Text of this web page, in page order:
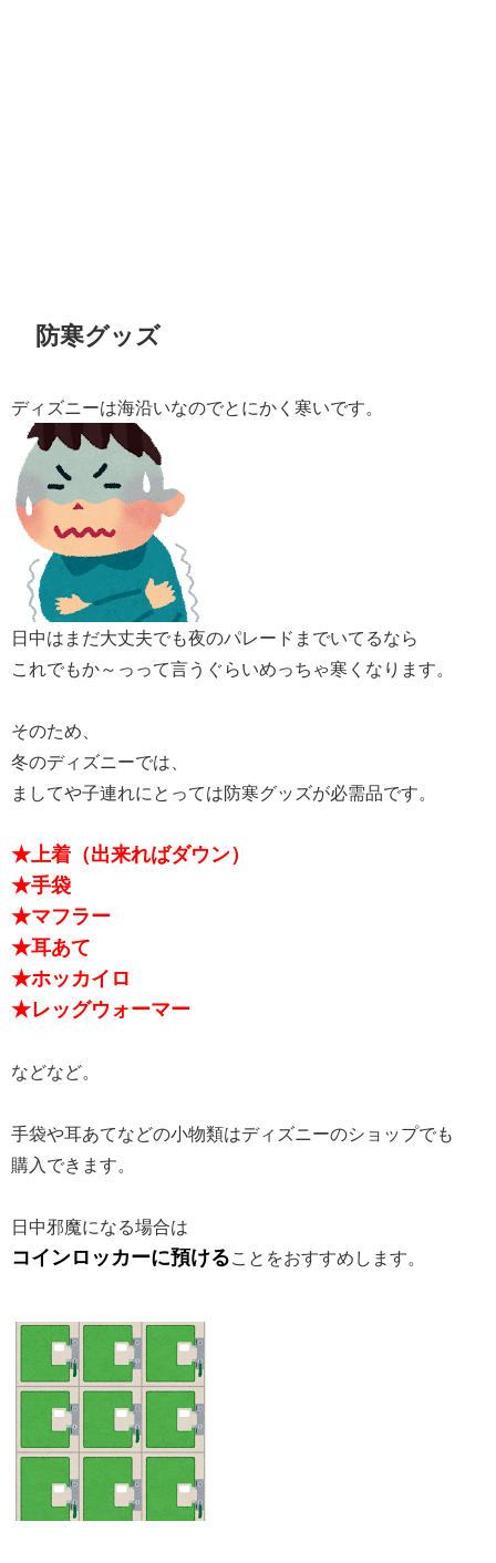
防寒グッズ
ディズニーは海沿いなのでとにかく寒いです。
日中はまだ大丈夫でも夜のパレードまでいてるなら
これでもか～っって言うぐらいめっちゃ寒くなります。
そのため、
冬のディズニーでは、
ましてや子連れにとっては防寒グッズが必需品です。
★上着（出来ればダウン）
★手袋
★マフラー
★耳あて
★ホッカイロ
★レッグウォーマー
などなど。
手袋や耳あてなどの小物類はディズニーのショップでも
購入できます。
日中邪魔になる場合は
コインロッカーに預ける ことをおすすめします。